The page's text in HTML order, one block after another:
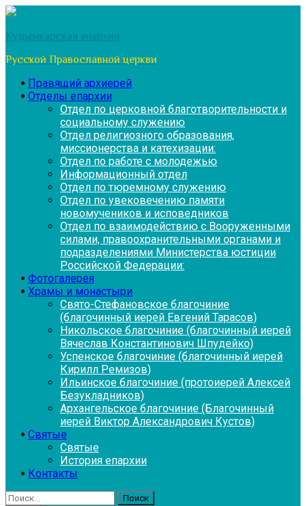
Перейти
содержимому
Кудымкарская епархия
Русской Православной церкви
Правящий архиерей
Отделы епархии
Отдел по церковной благотворительности и
социальному служению
Отдел религиозного образования,
миссионерства и катехизации:
Отдел по работе с молодежью
Информационный отдел
Отдел по тюремному служению
Отдел по увековечению памяти
новомучеников и исповедников
Отдел по взаимодействию с Вооруженными
силами, правоохранительными органами и
подразделениями Министерства юстиции
Российской Федерации:
Фотогалерея
Храмы и монастыри
Свято-Стефановское благочиние
(благочинный иерей Евгений Тарасов)
Никольское благочиние (благочинный иерей
Вячеслав Константинович Шпудейко)
Успенское благочиние (благочинный иерей
Кирилл Ремизов)
Ильинское благочиние (протоиерей Алексей
Безукладников)
Архангельское благочиние (Благочинный
иерей Виктор Александрович Кустов)
Святые
Святые
История епархии
Контакты
Найти: